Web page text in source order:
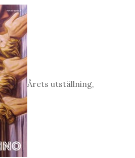
Årets utställning,